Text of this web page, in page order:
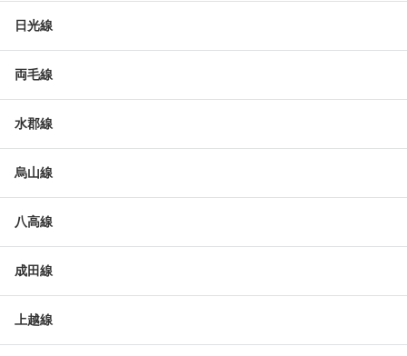
日光線
両毛線
水郡線
烏山線
八高線
成田線
上越線